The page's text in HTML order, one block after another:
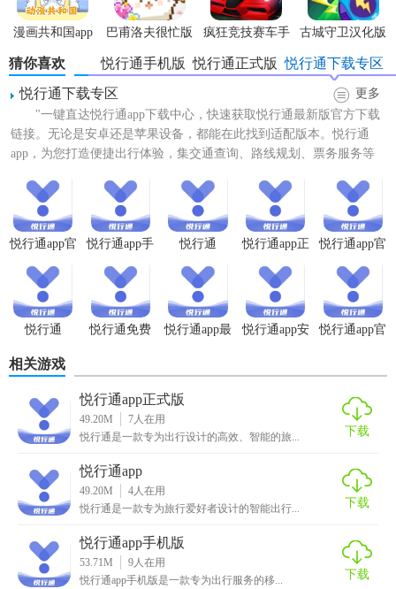
悦行通app功能
1. 实时路况导航：提供精准的实时路况信息，帮助用户避开
拥堵路段，选择最佳行驶路线。
2. 违章查询：支持全国范围内的车辆违章查询，让用户随时
掌握车辆状态。
3. 车辆管理：用户可以记录车辆的保养、维修、保险等信
4. 停车信息：提供周边停车场的位置、价格和空闲车位信
息，方便用户寻找合适的停车位。
5. 加油优惠：与多家加油站合作，为用户提供加油优惠和便
捷的加油服务。
悦行通app内容
1. 地图服务：基于高精度地图，提供精准的地理位置服务。
漫画共和国app
官方版
巴甫洛夫很忙版
疯狂竞技赛车手
游安卓版
古城守卫汉化版
猜你喜欢 悦行通下载专区
悦行通正式版
悦行通手机版
悦行通下载专区
更多
"一键直达悦行通app下载中心，快速获取悦行通最新版官方下载
链接。无论是安卓还是苹果设备，都能在此找到适配版本。悦行通
app，为您打造便捷出行体验，集交通查询、路线规划、票务服务等
悦行通app官
悦行通app手
悦行通
通行)
悦行通app正
悦行通app官
悦行通
悦行通免费
悦行通app最
悦行通app安
悦行通app官
相关游戏
悦行通app正式版
49.20M 7人在用
悦行通是一款专为出行设计的高效、智能的旅...
下载
悦行通app
49.20M 4人在用
悦行通是一款专为旅行爱好者设计的智能出行...
下载
悦行通app手机版
53.71M 9人在用
悦行通app手机版是一款专为出行服务的移...
下载